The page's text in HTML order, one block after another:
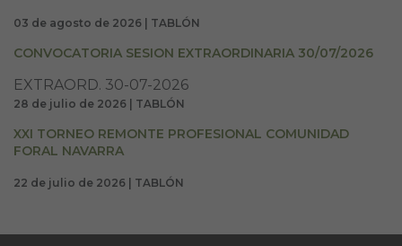
03 de agosto de 2026 | TABLÓN
CONVOCATORIA SESION EXTRAORDINARIA 30/07/2026
EXTRAORD. 30-07-2026
28 de julio de 2026 | TABLÓN
XXI TORNEO REMONTE PROFESIONAL COMUNIDAD
FORAL NAVARRA
22 de julio de 2026 | TABLÓN